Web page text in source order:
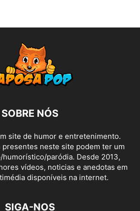
SOBRE NÓS
site de humor e entretenimento.
neste site podem ter um
paródia. Desde 2013,
vídeos, noticias e anedotas em
disponíveis na internet.
SIGA-NOS